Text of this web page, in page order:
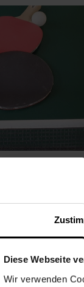
Diese Webseite
Wir verwenden